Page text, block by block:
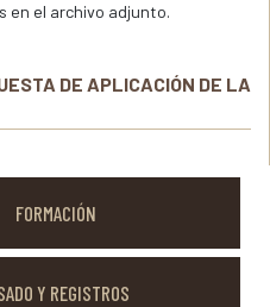
en el archivo adjunto.
DE APLICACIÓN DE LA
FORMACIÓN
Y REGISTROS